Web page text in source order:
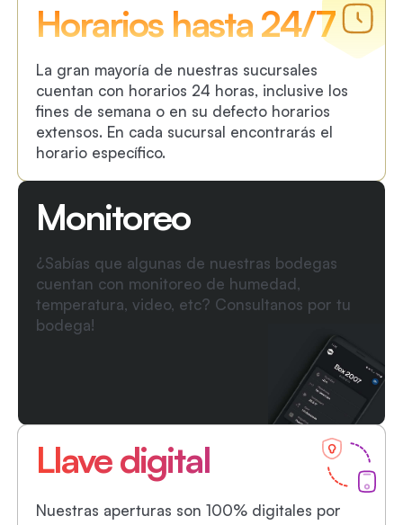
Horarios hasta 24/7
La gran mayoría de nuestras sucursales
cuentan con horarios 24 horas, inclusive los
fines de semana o en su defecto horarios
extensos. En cada sucursal encontrarás el
horario específico.
Monitoreo
¿Sabías que algunas de nuestras bodegas
cuentan con monitoreo de humedad,
temperatura, video, etc? Consultanos por tu
bodega!
Llave digital
Nuestras aperturas son 100% digitales por